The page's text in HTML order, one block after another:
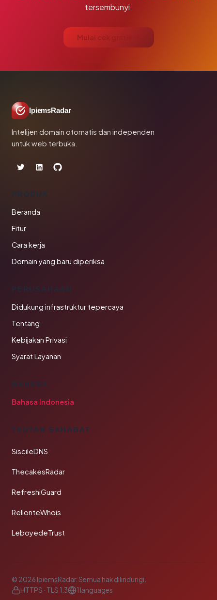
tersembunyi.
Mulai cek gratis →
IpiemsRadar
Intelijen domain otomatis dan independen
untuk web terbuka.
PRODUK
Beranda
Fitur
Cara kerja
Domain yang baru diperiksa
PERUSAHAAN
Didukung infrastruktur tepercaya
Tentang
Kebijakan Privasi
Syarat Layanan
BAHASA
Bahasa Indonesia
TAUTAN SAHABAT
SiscileDNS
ThecakesRadar
RefreshiGuard
RelionteWhois
LeboyedeTrust
© 2026 IpiemsRadar. Semua hak dilindungi.
HTTPS · TLS 1.3
1 languages